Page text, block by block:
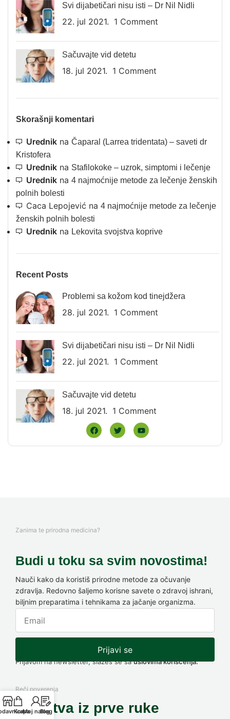
Svi dijabetičari nisu isti – Dr Nil Nidli
22. jul 2021. 1 Comment
Sačuvajte vid detetu
18. jul 2021. 1 Comment
Skorašnji komentari
Urednik na Čaparal (Larrea tridentata) – saveti dr
Kristofera
Urednik na Stafilokoke – uzrok, simptomi i lečenje
Urednik na 4 najmoćnije metode za lečenje ženskih
polnih bolesti
Caca Lepojević na 4 najmoćnije metode za lečenje
ženskih polnih bolesti
Urednik na Lekovita svojstva koprive
Recent Posts
Problemi sa kožom kod tinejdžera
28. jul 2021. 1 Comment
Svi dijabetičari nisu isti – Dr Nil Nidli
22. jul 2021. 1 Comment
Sačuvajte vid detetu
18. jul 2021. 1 Comment
Zanima te prirodna medicina?
Budi u toku sa svim novostima!
Nauči kako da koristiš prirodne metode za očuvanje
zdravlja. Redovno šaljemo korisne savete o zdravoj ishrani,
biljnim preparatima i tehnikama za jačanje organizma.
Prijavi se
Prijavom na newsletter, slažeš se sauslovima korišćenja.
Reči poverenja
Iskustva iz prve ruke
KorpaMoj nalog
Blog